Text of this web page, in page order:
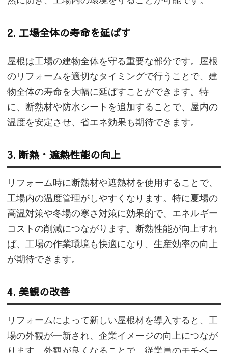
2. 工場全体の寿命を延ばす
屋根は工場の建物全体を守る重要な部分です。屋根
のリフォームを適切なタイミングで行うことで、建
物全体の寿命を大幅に延ばすことができます。特
に、断熱材や防水シートを追加することで、屋内の
温度を安定させ、省エネ効果も期待できます。
3. 断熱・遮熱性能の向上
リフォーム時に断熱材や遮熱材を使用することで、
工場内の温度管理がしやすくなります。特に夏場の
高温対策や冬場の寒さ対策に効果的で、エネルギー
コストの削減につながります。断熱性能が向上すれ
ば、工場の作業環境も快適になり、生産効率の向上
が期待できます。
4. 美観の改善
リフォームによって新しい屋根材を導入すると、工
場の外観が一新され、企業イメージの向上につなが